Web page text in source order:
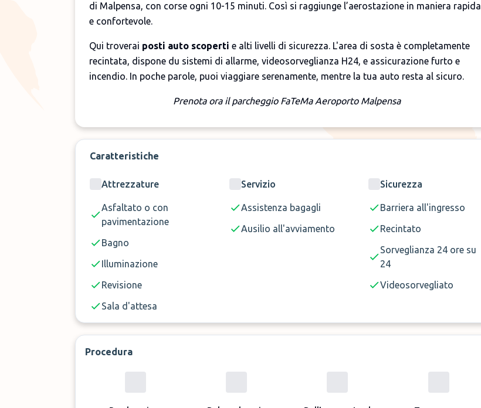
di Malpensa, con corse ogni 10-15 minuti. Così si raggiunge l’aerostazione in maniera rapida
e confortevole.
Qui troverai posti auto scoperti e alti livelli di sicurezza. L'area di sosta è completamente
recintata, dispone du sistemi di allarme, videosorveglianza H24, e assicurazione furto e
incendio. In poche parole, puoi viaggiare serenamente, mentre la tua auto resta al sicuro.
Prenota ora il parcheggio FaTeMa Aeroporto Malpensa
Caratteristiche
Attrezzature
Asfaltato o con
pavimentazione
Bagno
Illuminazione
Revisione
Sala d'attesa
Servizio
Assistenza bagagli
Ausilio all'avviamento
Sicurezza
Barriera all'ingresso
Recintato
Sorveglianza 24 ore su
24
Videosorvegliato
Procedura